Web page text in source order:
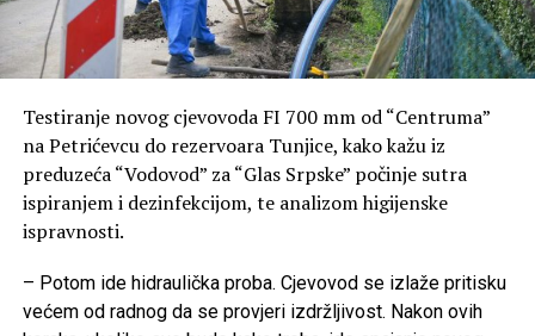
Testiranje novog cjevovoda FI 700 mm od “Centruma”
na Petrićevcu do rezervoara Tunjice, kako kažu iz
preduzeća “Vodovod” za “Glas Srpske” počinje sutra
ispiranjem i dezinfekcijom, te analizom higijenske
ispravnosti.
– Potom ide hidraulička proba. Cjevovod se izlaže pritisku
većem od radnog da se provjeri izdržljivost. Nakon ovih